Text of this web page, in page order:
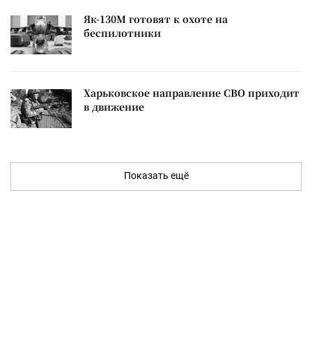
Як-130М готовят к охоте на
беспилотники
Харьковское направление СВО приходит
в движение
Показать ещё